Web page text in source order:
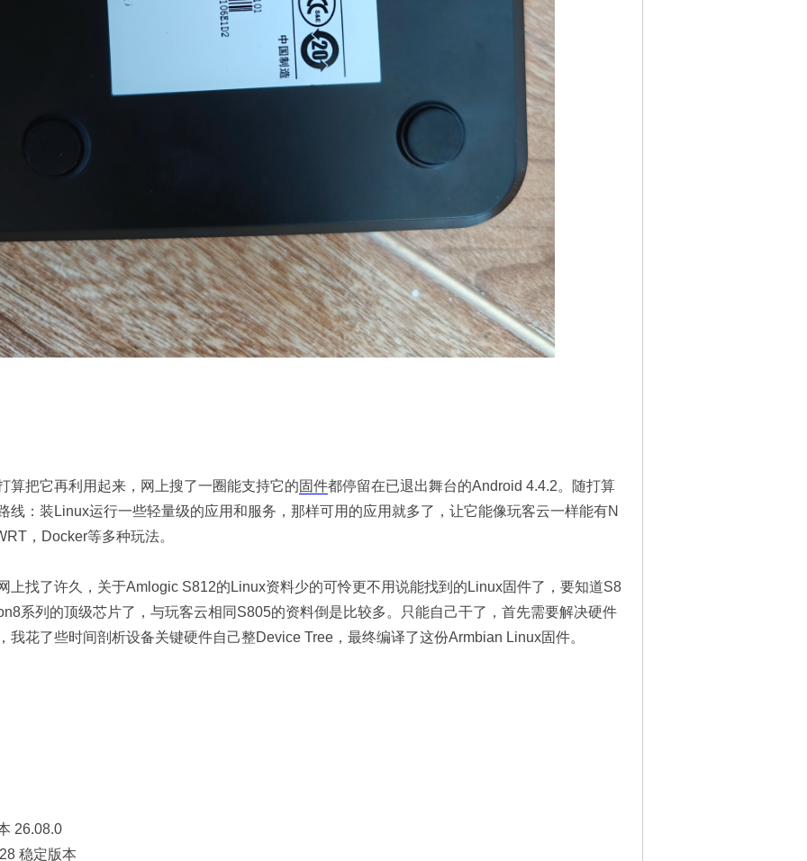
算把它再利用起来，网上搜了一圈能支持它的固件都停留在已退出舞台的Android 4.4.2。随打算
线：装Linux运行一些轻量级的应用和服务，那样可用的应用就多了，让它能像玩客云一样能有N
，Docker等多种玩法。
上找了许久，关于Amlogic S812的Linux资料少的可怜更不用说能找到的Linux固件了，要知道S8
系列的顶级芯片了，与玩客云相同S805的资料倒是比较多。只能自己干了，首先需要解决硬件
我花了些时间剖析设备关键硬件自己整Device Tree，最终编译了这份Armbian Linux固件。